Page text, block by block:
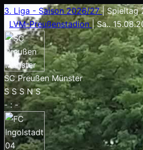
3. Liga - Saison 2026/27| Spieltag
LVM-Preußenstadion | Sa..
SC Preußen Münster
SSS NS
- : -